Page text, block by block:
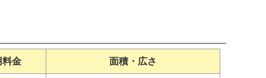
料金 面積・広さ